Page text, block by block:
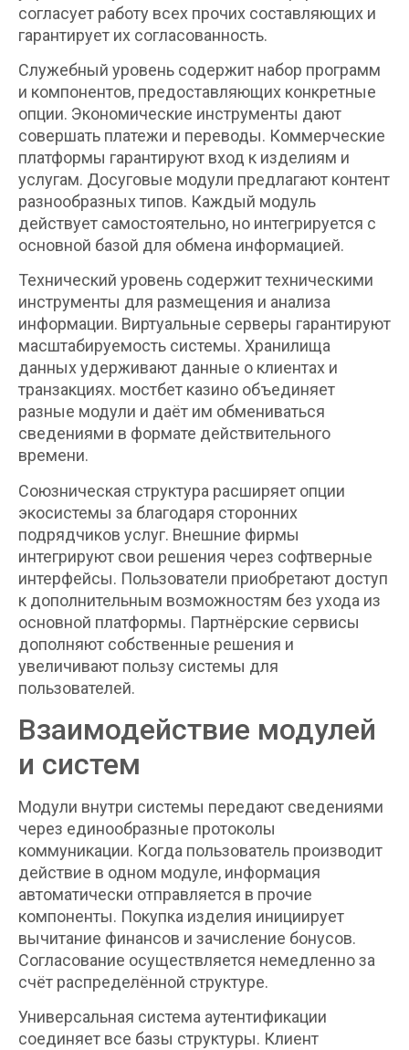
согласует работу всех прочих составляющих и
гарантирует их согласованность.
Служебный уровень содержит набор программ
и компонентов, предоставляющих конкретные
опции. Экономические инструменты дают
совершать платежи и переводы. Коммерческие
платформы гарантируют вход к изделиям и
услугам. Досуговые модули предлагают контент
разнообразных типов. Каждый модуль
действует самостоятельно, но интегрируется с
основной базой для обмена информацией.
Технический уровень содержит техническими
инструменты для размещения и анализа
информации. Виртуальные серверы гарантируют
масштабируемость системы. Хранилища
данных удерживают данные о клиентах и
транзакциях. мостбет казино объединяет
разные модули и даёт им обмениваться
сведениями в формате действительного
времени.
Союзническая структура расширяет опции
экосистемы за благодаря сторонних
подрядчиков услуг. Внешние фирмы
интегрируют свои решения через софтверные
интерфейсы. Пользователи приобретают доступ
к дополнительным возможностям без ухода из
основной платформы. Партнёрские сервисы
дополняют собственные решения и
увеличивают пользу системы для
пользователей.
Взаимодействие модулей
и систем
Модули внутри системы передают сведениями
через единообразные протоколы
коммуникации. Когда пользователь производит
действие в одном модуле, информация
автоматически отправляется в прочие
компоненты. Покупка изделия инициирует
вычитание финансов и зачисление бонусов.
Согласование осуществляется немедленно за
счёт распределённой структуре.
Универсальная система аутентификации
соединяет все базы структуры. Клиент